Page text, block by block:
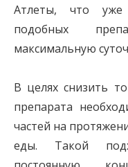
Атлеты, что
подобных
максимальную
В целях снизить
препарата
частей на
еды. Такой